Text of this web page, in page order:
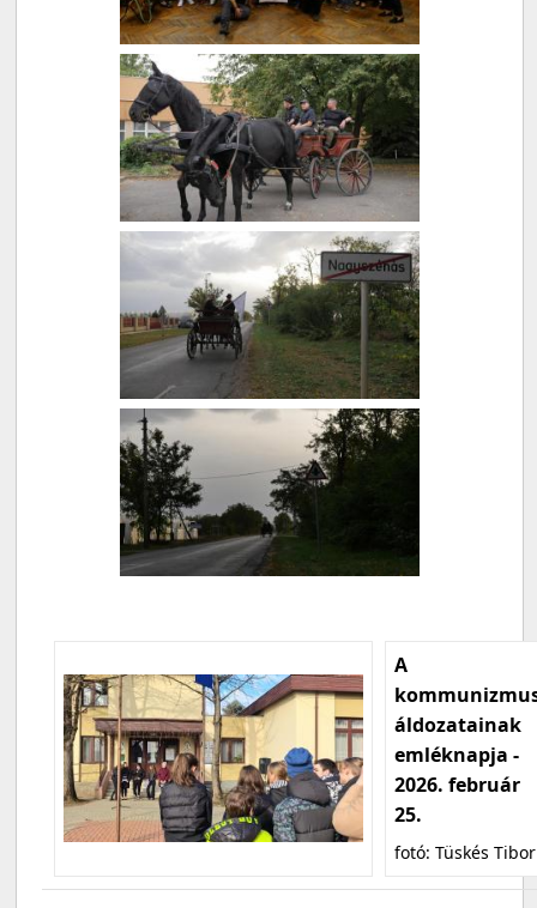
A
áldozatainak
emléknapja -
2026. február
25.
fotó: Tüskés Tibor